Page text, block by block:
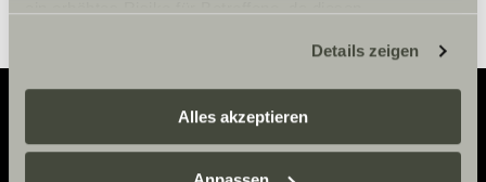
zustehen. Eingesetzte Dienstleister können Daten für
eigene Zwecke verarbeiten und mit anderen Daten
zusammenführen. Weitere Informationen finden Sie hier:
Datenschutzerklärung
Details zeigen
Alles akzeptieren
Adventure